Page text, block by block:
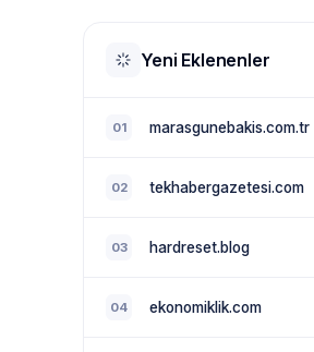
Yeni Eklenenler
01 marasgunebakis.com.tr
02 tekhabergazetesi.com
03 hardreset.blog
04 ekonomiklik.com